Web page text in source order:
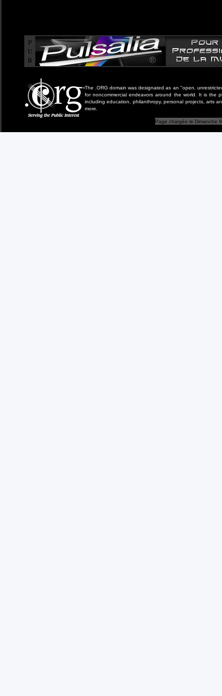
P
U
B
The .ORG domain was designated as an "open,
for noncommercial endeavors around the world. It is the
including education, philanthropy, personal projects, arts
more.
Page chargée le Dimanche